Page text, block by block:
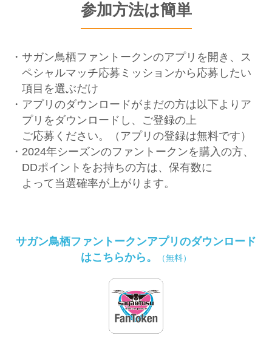
参加方法は簡単
・サガン鳥栖ファントークンのアプリを開き、ス
ペシャルマッチ応募ミッションから応募したい
項目を選ぶだけ
・アプリのダウンロードがまだの方は以下よりア
プリをダウンロードし、ご登録の上
ご応募ください。（アプリの登録は無料です）
・2024年シーズンのファントークンを購入の方、
DDポイントをお持ちの方は、保有数に
よって当選確率が上がります。
サガン⿃栖ファントークンアプリのダウンロード
はこちらから。
（無料）